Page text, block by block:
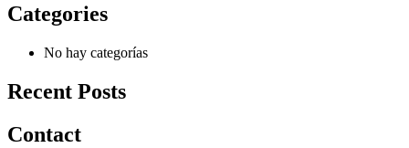
Categories
No hay categorías
Recent Posts
Contact